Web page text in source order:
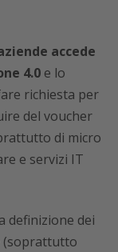
accede
4.0 e lo
richiesta per
del voucher
di micro
e servizi IT
definizione dei
(soprattutto